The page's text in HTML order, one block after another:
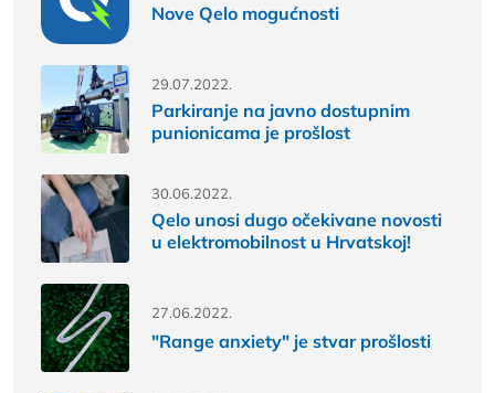
Nove Qelo mogućnosti
29.07.2022.
Parkiranje na javno dostupnim
punionicama je prošlost
30.06.2022.
Qelo unosi dugo očekivane novosti
u elektromobilnost u Hrvatskoj!
27.06.2022.
"Range anxiety" je stvar prošlosti